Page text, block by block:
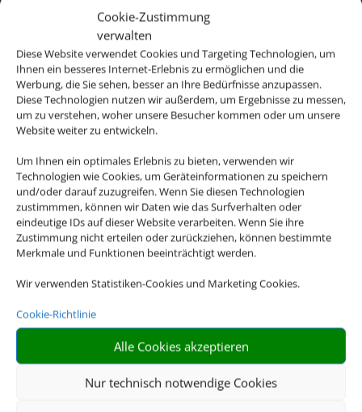
Cookie-Zustimmung
verwalten
Diese Website verwendet Cookies und Targeting Technologien, um
Ihnen ein besseres Internet-Erlebnis zu ermöglichen und die
Werbung, die Sie sehen, besser an Ihre Bedürfnisse anzupassen.
Diese Technologien nutzen wir außerdem, um Ergebnisse zu messen,
um zu verstehen, woher unsere Besucher kommen oder um unsere
Website weiter zu entwickeln.
Um Ihnen ein optimales Erlebnis zu bieten, verwenden wir
Technologien wie Cookies, um Geräteinformationen zu speichern
und/oder darauf zuzugreifen. Wenn Sie diesen Technologien
zustimmmen, können wir Daten wie das Surfverhalten oder
eindeutige IDs auf dieser Website verarbeiten. Wenn Sie ihre
Zustimmung nicht erteilen oder zurückziehen, können bestimmte
Merkmale und Funktionen beeinträchtigt werden.
Wir verwenden Statistiken-Cookies und Marketing Cookies.
Cookie-Richtlinie
Alle Cookies akzeptieren
Nur technisch notwendige Cookies
7 Nächte im
Doppelzimmer,
AI+ Inkl. Flug &
Transfer z.B. ab
05.10.26 ab BER